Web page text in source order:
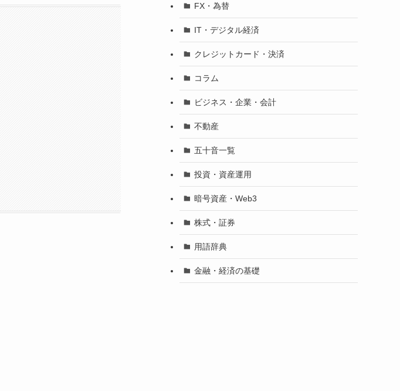
FX・為替
IT・デジタル経済
クレジットカード・決済
コラム
ビジネス・企業・会計
不動産
五十音一覧
投資・資産運用
暗号資産・Web3
株式・証券
用語辞典
金融・経済の基礎